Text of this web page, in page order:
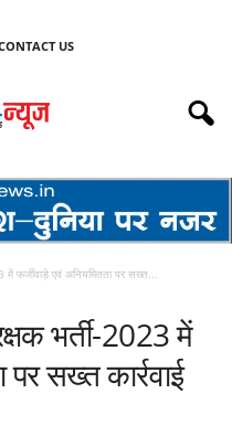
US
फर्जीवाड़े एवं अनियमितता पर सख्त...
भर्ती-2023 में
सख्त कार्रवाई